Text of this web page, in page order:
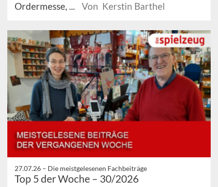
Ordermesse, ...
Von Kerstin Barthel
27.07.26 – Die meistgelesenen Fachbeiträge
Top 5 der Woche – 30/2026